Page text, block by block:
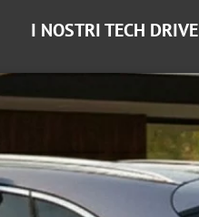
I NOSTRI TECH DRIVE